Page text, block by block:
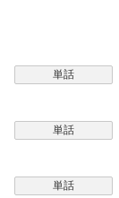
表示制限中
単話
表示制限中
単話
表示制限中
単話